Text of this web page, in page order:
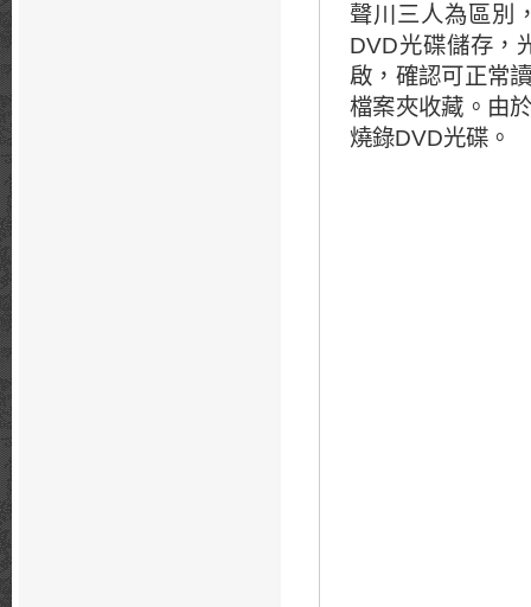
聲川三人為區別
DVD光碟儲存，
啟，確認可正常
檔案夾收藏。由
燒錄DVD光碟。